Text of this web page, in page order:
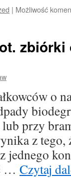
| Możliwość
zbiórki
o
przy
z tego,
… Czytaj